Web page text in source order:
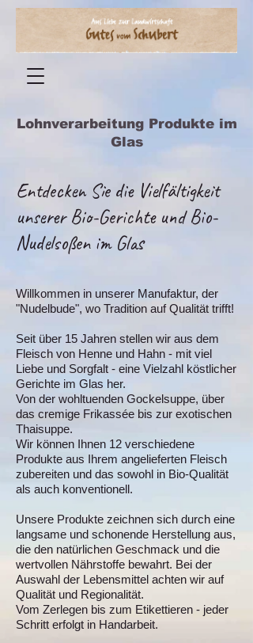
Lohnverarbeitung Produkte im
Glas
Entdecken Sie die Vielfältigkeit
unserer Bio-Gerichte und Bio-
Nudelsoßen im Glas
Willkommen in unserer Manufaktur, der
"Nudelbude", wo Tradition auf Qualität trifft!
Seit über 15 Jahren stellen wir aus dem
Fleisch von Henne und Hahn - mit viel
Liebe und Sorgfalt - eine Vielzahl köstlicher
Gerichte im Glas her.
Von der wohltuenden Gockelsuppe, über
das cremige Frikassée bis zur exotischen
Thaisuppe.
Wir können Ihnen 12 verschiedene
Produkte aus Ihrem angelieferten Fleisch
zubereiten und das sowohl in Bio-Qualität
als auch konventionell.
Unsere Produkte zeichnen sich durch eine
langsame und schonende Herstellung aus,
die den natürlichen Geschmack und die
wertvollen Nährstoffe bewahrt. Bei der
Auswahl der Lebensmittel achten wir auf
Qualität und Regionalität.
Vom Zerlegen bis zum Etikettieren - jeder
Schritt erfolgt in Handarbeit.